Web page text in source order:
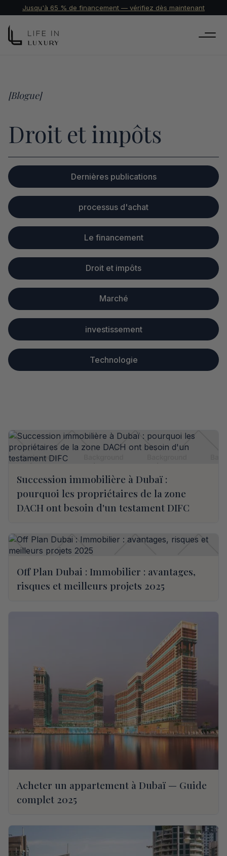
Jusqu'à 65 % de financement — vérifiez dès maintenant
[Blogue]
Droit et impôts
Dernières publications
processus d'achat
Le financement
Droit et impôts
Marché
investissement
Technologie
Succession immobilière à Dubaï :
pourquoi les propriétaires de la zone
DACH ont besoin d'un testament DIFC
Off Plan Dubai : Immobilier : avantages,
risques et meilleurs projets 2025
Acheter un appartement à Dubaï — Guide
complet 2025